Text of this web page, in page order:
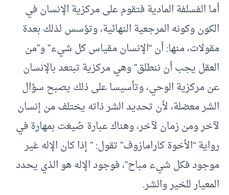
أما الفسلفة المادية فتقوم على مركزية الإنسان في
الكون وكونه المرجعية النهائية، وتؤسس لذلك بعدة
مقولات، منها: أن “الإنسان مقياس كل شيء” و”من
العقل يجب أن ننطلق” وهي مركزية تبتعد بالإنسان
عن مركزية الوحي، وتأسيسا على ذلك يصبح سؤال
الشر معضلة، لأن تحديد الشر ذاته يختلف من إنسان
لآخر ومن زمان لآخر، وهناك عبارة صُيغت بمهارة في
رواية “الأخوة كارامازوف” تقول: ” إذا كان الإله غير
موجود فكل شيء مباح”، فوجود الإله هو الذي يحدد
المعيار للخير والشر.